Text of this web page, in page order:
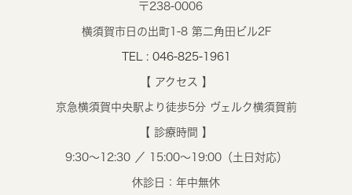
〒238-0006
横須賀市日の出町1-8 第二角田ビル2F
TEL : 046-825-1961
【 アクセス 】
京急横須賀中央駅より徒歩5分 ヴェルク横須賀前
【 診療時間 】
9:30～12:30 ／ 15:00～19:00（土日対応）
休診日：年中無休